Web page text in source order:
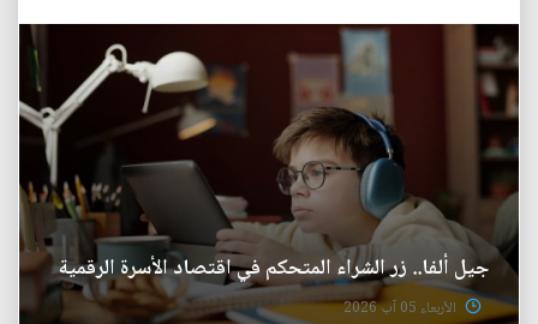
جيل ألفا.. زر الشراء المتحكم في اقتصاد الأسرة الرقمية
الأربعاء 05 آب 2026